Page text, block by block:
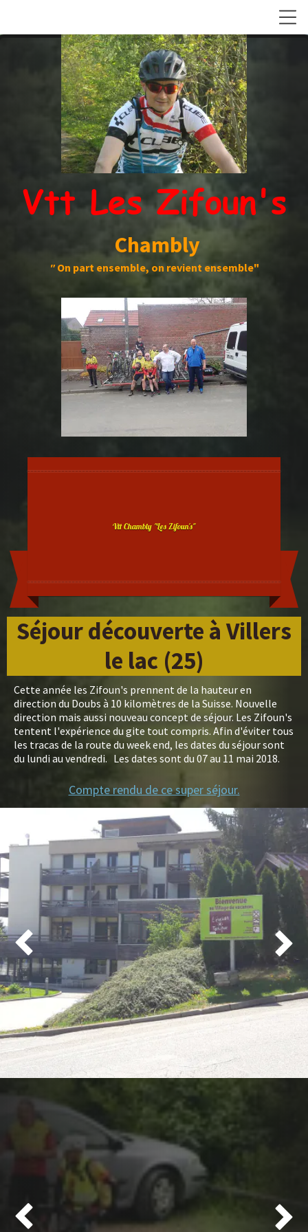
Vtt Les Zifoun's
Chambly
" On part ensemble, on revient ensemble"
Vtt Chambly "Les Zifoun's"
Séjour découverte à Villers
le lac (25)
Cette année les Zifoun's prennent de la hauteur en
direction du Doubs à 10 kilomètres de la Suisse. Nouvelle
direction mais aussi nouveau concept de séjour. Les Zifoun's
tentent l'expérience du gite tout compris. Afin d'éviter tous
les tracas de la route du week end, les dates du séjour sont
du lundi au vendredi. Les dates sont du 07 au 11 mai 2018.
Compte rendu de ce super séjour.
 
 